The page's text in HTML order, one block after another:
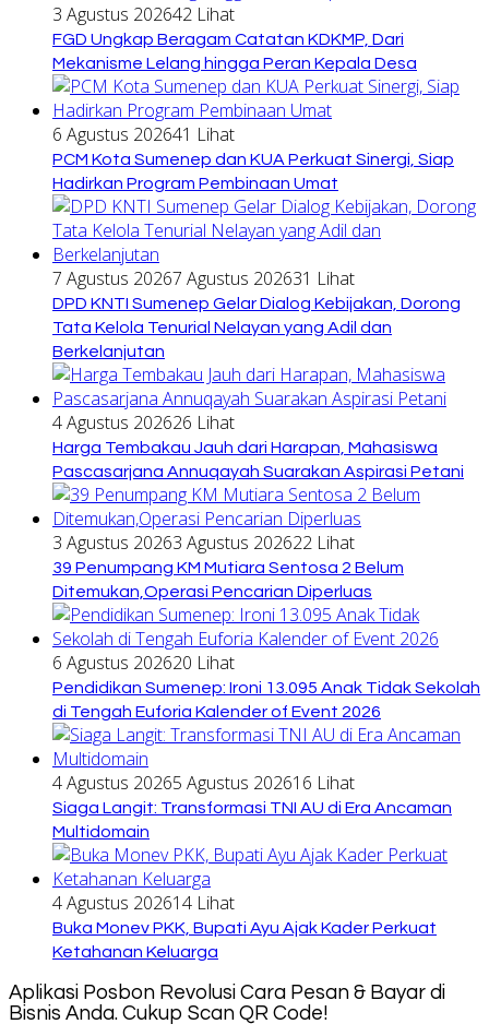
3 Agustus 202642 Lihat
FGD Ungkap Beragam Catatan KDKMP, Dari
Mekanisme Lelang hingga Peran Kepala Desa
6 Agustus 202641 Lihat
PCM Kota Sumenep dan KUA Perkuat Sinergi, Siap
Hadirkan Program Pembinaan Umat
7 Agustus 20267 Agustus 202631 Lihat
DPD KNTI Sumenep Gelar Dialog Kebijakan, Dorong
Tata Kelola Tenurial Nelayan yang Adil dan
Berkelanjutan
4 Agustus 202626 Lihat
Harga Tembakau Jauh dari Harapan, Mahasiswa
Pascasarjana Annuqayah Suarakan Aspirasi Petani
3 Agustus 20263 Agustus 202622 Lihat
39 Penumpang KM Mutiara Sentosa 2 Belum
Ditemukan,Operasi Pencarian Diperluas
6 Agustus 202620 Lihat
Pendidikan Sumenep: Ironi 13.095 Anak Tidak Sekolah
di Tengah Euforia Kalender of Event 2026
4 Agustus 20265 Agustus 202616 Lihat
Siaga Langit: Transformasi TNI AU di Era Ancaman
Multidomain
4 Agustus 202614 Lihat
Buka Monev PKK, Bupati Ayu Ajak Kader Perkuat
Ketahanan Keluarga
Aplikasi Posbon Revolusi Cara Pesan & Bayar di
Bisnis Anda. Cukup Scan QR Code!